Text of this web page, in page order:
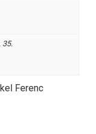
35.
Ferenc